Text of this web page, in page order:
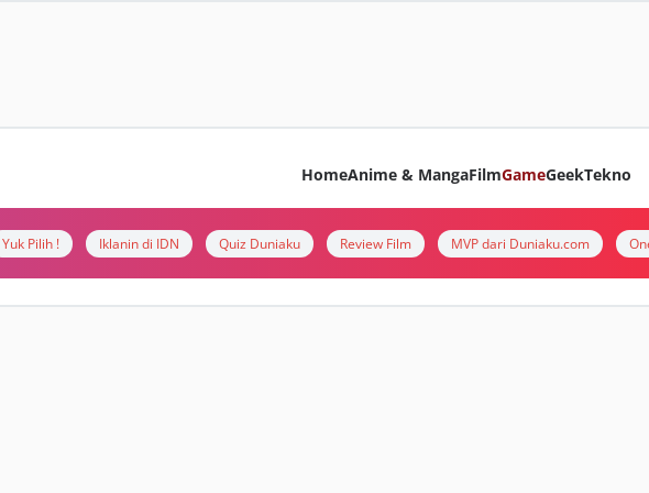
HomeAnime & MangaFilmGameGeekTekno
Yuk Pilih ! Iklanin di IDN Quiz Duniaku Review Film MVP dari Duniaku.com